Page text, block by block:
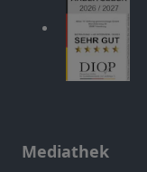
Mediathek